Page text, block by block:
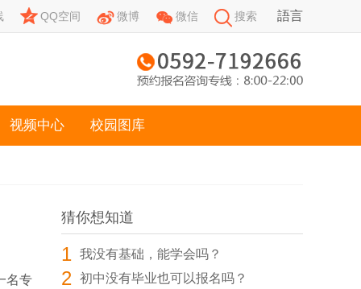
QQ空间 微博  微信  搜索 語言
视频中心 校园图库
名专
猜你想知道
1 我没有基础，能学会吗？
2 初中没有毕业也可以报名吗？